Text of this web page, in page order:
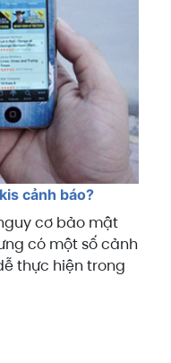
cảnh báo?
cơ bảo mật
có một số cảnh
thực hiện trong